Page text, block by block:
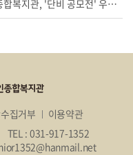
[고양신문] 고양시대화노인종합복지관, '단비 공모전' 우수단체 선정
집거부
이용약관
TEL : 031-917-1352